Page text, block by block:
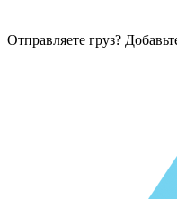
Отправляете груз?